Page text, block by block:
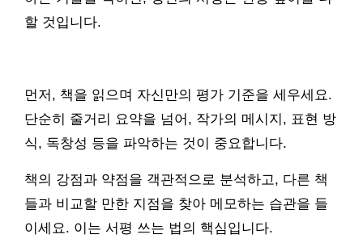
할 것입니다.
먼저, 책을 읽으며 자신만의 평가 기준을 세우세요.
단순히 줄거리 요약을 넘어, 작가의 메시지, 표현 방
식, 독창성 등을 파악하는 것이 중요합니다.
책의 강점과 약점을 객관적으로 분석하고, 다른 책
들과 비교할 만한 지점을 찾아 메모하는 습관을 들
이세요. 이는 서평 쓰는 법의 핵심입니다.